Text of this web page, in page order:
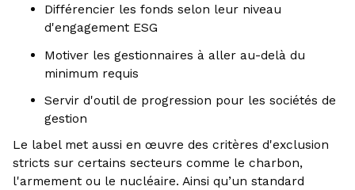
Différencier les fonds selon leur niveau
d'engagement ESG
Motiver les gestionnaires à aller au-delà du
minimum requis
Servir d'outil de progression pour les sociétés de
gestion
Le label met aussi en œuvre des critères d'exclusion
stricts sur certains secteurs comme le charbon,
l'armement ou le nucléaire. Ainsi qu’un standard